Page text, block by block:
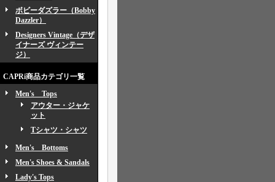
ボビーダズラー（Bobby
Dazzler）
Designers Vintage（デザ
イナーズ ヴィンテー
ジ）
CAPRi商品カテゴリ一覧
Men's Tops
アウター・ジャケ
ット
Tシャツ・シャツ
Men's Bottoms
Men's Shoes & Sandals
Lady's Tops